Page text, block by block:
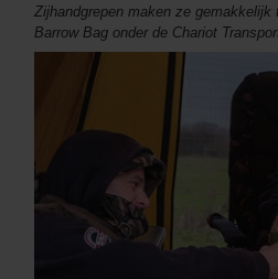
Zijhandgrepen maken ze gemakkelijk
Barrow Bag onder de Chariot